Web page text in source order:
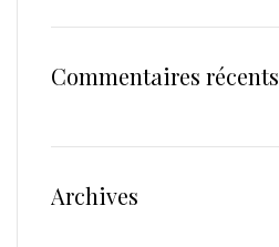
Commentaires récents
Archives